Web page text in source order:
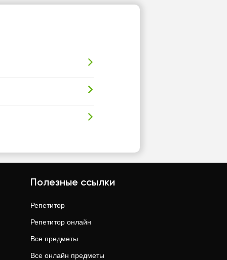
Полезные ссылки
Репетитор
Репетитор онлайн
Все предметы
Все онлайн предметы